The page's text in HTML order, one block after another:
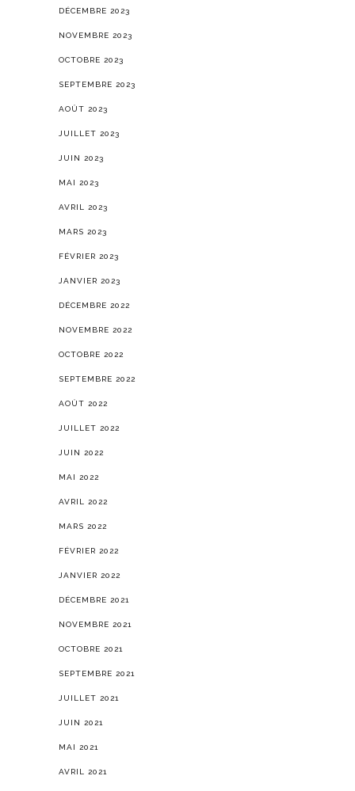
DÉCEMBRE 2023
NOVEMBRE 2023
OCTOBRE 2023
SEPTEMBRE 2023
AOÛT 2023
JUILLET 2023
JUIN 2023
MAI 2023
AVRIL 2023
MARS 2023
FÉVRIER 2023
JANVIER 2023
DÉCEMBRE 2022
NOVEMBRE 2022
OCTOBRE 2022
SEPTEMBRE 2022
AOÛT 2022
JUILLET 2022
JUIN 2022
MAI 2022
AVRIL 2022
MARS 2022
FÉVRIER 2022
JANVIER 2022
DÉCEMBRE 2021
NOVEMBRE 2021
OCTOBRE 2021
SEPTEMBRE 2021
JUILLET 2021
JUIN 2021
MAI 2021
AVRIL 2021